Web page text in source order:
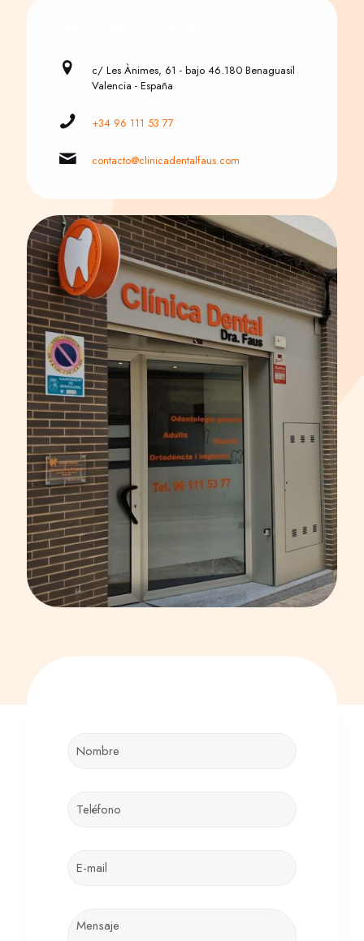
c/ Les Ànimes, 61 - bajo 46.180 Benaguasil
Valencia - España
+34 96 111 53 77
contacto@clinicadentalfaus.com